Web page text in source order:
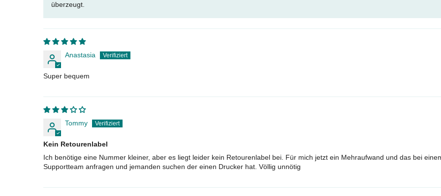
überzeugt.
Anastasia
Super bequem
Tommy
Kein Retourenlabel
Ich benötige eine Nummer kleiner, aber es liegt leider kein Retourenlabel bei. Für mich jetzt ein Mehraufwand und das bei
Supportteam anfragen und jemanden suchen der einen Drucker hat. Völlig unnötig